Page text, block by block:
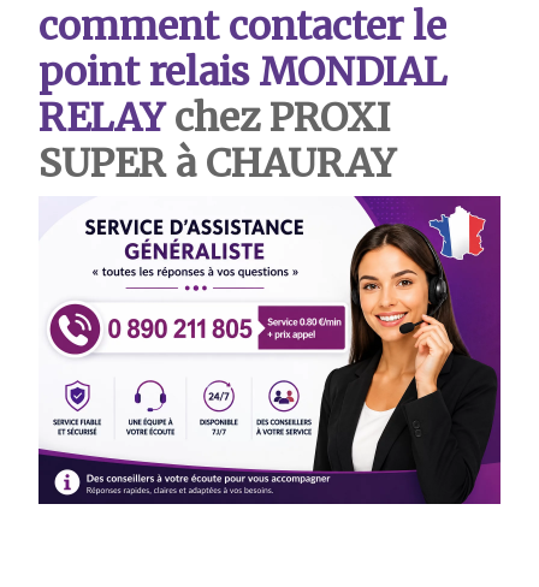
comment contacter le
point relais MONDIAL
RELAYchez PROXI
SUPER à CHAURAY